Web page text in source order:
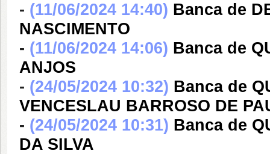
- (11/06/2024 14:40) Banca de
NASCIMENTO
- (11/06/2024 14:06) Banca de
ANJOS
- (24/05/2024 10:32) Banca de
VENCESLAU BARROSO DE
- (24/05/2024 10:31) Banca de
DA SILVA